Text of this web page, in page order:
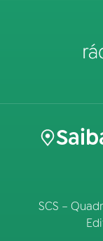
SCS –